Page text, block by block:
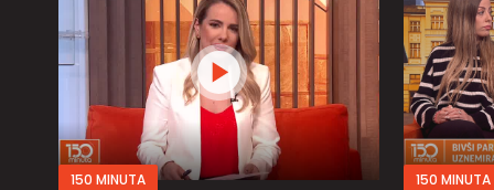
150 MINUTA 150 MINUTA